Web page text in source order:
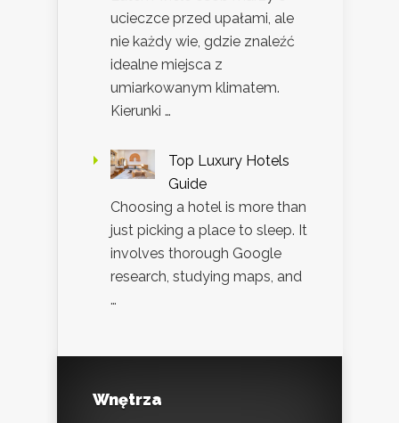
ucieczce przed upałami, ale
nie każdy wie, gdzie znaleźć
idealne miejsca z
umiarkowanym klimatem.
Kierunki …
Top Luxury Hotels
Guide
Choosing a hotel is more than
just picking a place to sleep. It
involves thorough Google
research, studying maps, and
…
Wnętrza